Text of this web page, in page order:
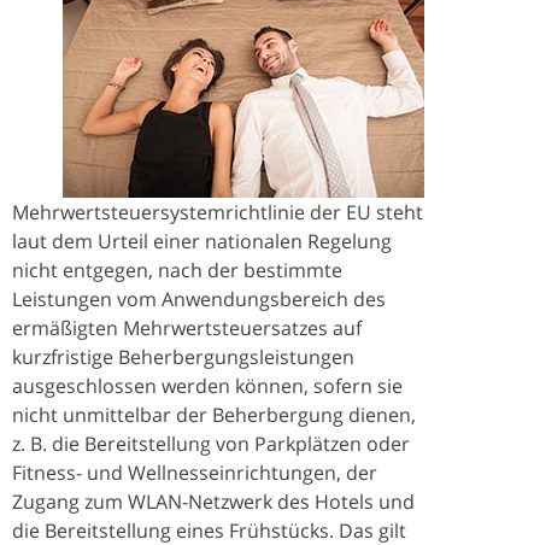
Mehrwertsteuersystemrichtlinie der EU steht
laut dem Urteil einer nationalen Regelung
nicht entgegen, nach der bestimmte
Leistungen vom Anwendungsbereich des
ermäßigten Mehrwertsteuersatzes auf
kurzfristige Beherbergungsleistungen
ausgeschlossen werden können, sofern sie
nicht unmittelbar der Beherbergung dienen,
z. B. die Bereitstellung von Parkplätzen oder
Fitness- und Wellnesseinrichtungen, der
Zugang zum WLAN-Netzwerk des Hotels und
die Bereitstellung eines Frühstücks. Das gilt